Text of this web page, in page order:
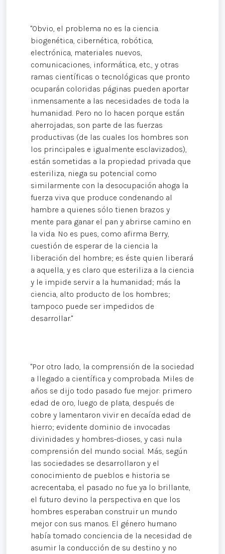
"Obvio, el problema no es la ciencia.
biogenética, cibernética, robótica,
electrónica, materiales nuevos,
comunicaciones, informática, etc., y otras
ramas científicas o tecnológicas que pronto
ocuparán coloridas páginas pueden aportar
inmensamente a las necesidades de toda la
humanidad. Pero no lo hacen porque están
aherrojadas, son parte de las fuerzas
productivas (de las cuales los hombres son
los principales e igualmente esclavizados),
están sometidas a la propiedad privada que
esteriliza, niega su potencial como
similarmente con la desocupación ahoga la
fuerza viva que produce condenando al
hambre a quienes sólo tienen brazos y
mente para ganar el pan y abrirse camino en
la vida. No es pues, como afirma Berry,
cuestión de esperar de la ciencia la
liberación del hombre; es éste quien liberará
a aquella, y es claro que esteriliza a la ciencia
y le impide servir a la humanidad; más la
ciencia, alto producto de los hombres;
tampoco puede ser impedidos de
desarrollar."
"Por otro lado, la comprensión de la sociedad
a llegado a científica y comprobada. Miles de
años se dijo todo pasado fue mejor: primero
edad de oro, luego de plata, después de
cobre y lamentaron vivir en decaída edad de
hierro; evidente dominio de invocadas
divinidades y hombres-dioses, y casi nula
comprensión del mundo social. Más, según
las sociedades se desarrollaron y el
conocimiento de pueblos e historia se
acrecentaba, el pasado no fue ya lo brillante,
el futuro devino la perspectiva en que los
hombres esperaban construir un mundo
mejor con sus manos. El género humano
había tomado conciencia de la necesidad de
asumir la conducción de su destino y no